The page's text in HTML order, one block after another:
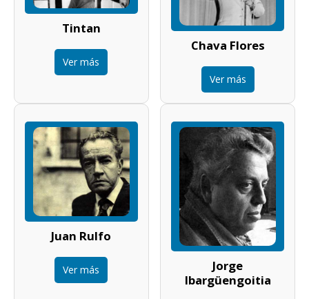
Tintan
Ver más
Chava Flores
Ver más
Juan Rulfo
Ver más
Jorge
Ibargüengoitia